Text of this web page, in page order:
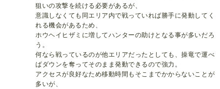
狙いの攻撃を続ける必要があるが、
意識しなくても同エリア内で戦っていれば勝手に発動してく
れる機会があるため、
ホウヘイヒザミに増してハンターの助けとなる事が多いだろ
う。
何なら戦っているのが他エリアだったとしても、操竜で運べ
ばダウンを奪ってそのまま発動できるので強力。
アクセスが良好なため移動時間もそこまでかからないことが
多いが、